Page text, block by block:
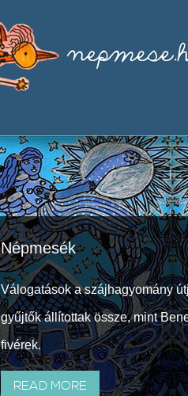
Népmesék
Válogatások a szájhagyomány
gyűjtők állítottak össze, mint
fivérek.
READ MORE